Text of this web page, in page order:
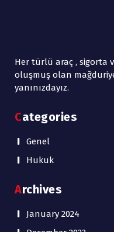
Her türlü araç , sigorta
oluşmuş olan
yanınızdayız.
Categories
Genel
Hukuk
Archives
January 2024